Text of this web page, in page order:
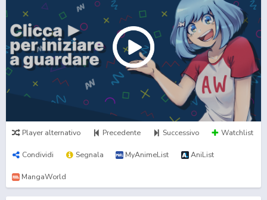
Player alternativo Precedente Successivo Watchlist
Condividi Segnala MyAnimeList AniList
MangaWorld